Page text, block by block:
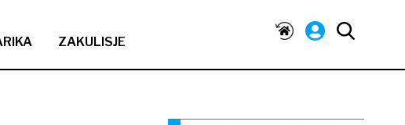
ZAKULISJE